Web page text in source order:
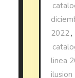
2022 ,
linea